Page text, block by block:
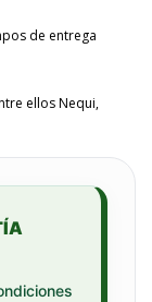
de entrega
ellos Nequi,